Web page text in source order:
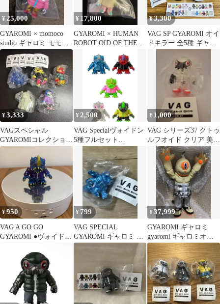
¥ 25,000
GYAROMI × momoco
studio ギャロミ モモコ
ソフビ
¥ 17,800
GYAROMI × HUMAN
ROBOT OID OF THE
¥3,300
VAG SP GYAROMI オイ
ドキラー 全5種 ギャロ
¥3,333
VAGスペシャル
GYAROMIコレクショ
ン 玉藻オイド
¥ 2,500
VAG Specialヴォイドン
5種フルセット
¥ 1,000
VAG シリーズ37 クトゥ
ルフオイド クリア 美品
GYAROMI
¥950
VAG A GO GO
GYAROMI ●ヴォイドン
¥ 799
VAG SPECIAL
GYAROMI ギャロミ ヴ
ォイドン 青
¥37,999
GYAROMI ギャロミ
gyaromi ギャロミオイ
ド ver.K ソフビ